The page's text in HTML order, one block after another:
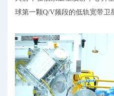
球第一颗Q/V频段的低轨宽带卫